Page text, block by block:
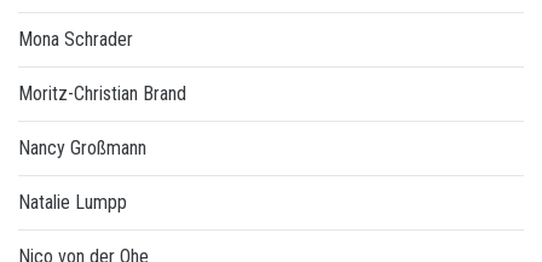
Mona Schrader
Moritz-Christian Brand
Nancy Großmann
Natalie Lumpp
Nico von der Ohe